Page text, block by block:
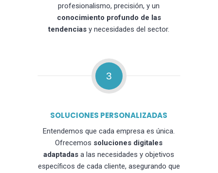
profesionalismo, precisión, y un
conocimiento profundo de las
tendencias y necesidades del sector.
3
SOLUCIONES PERSONALIZADAS
Entendemos que cada empresa es única.
Ofrecemos soluciones digitales
adaptadas a las necesidades y objetivos
específicos de cada cliente, asegurando que